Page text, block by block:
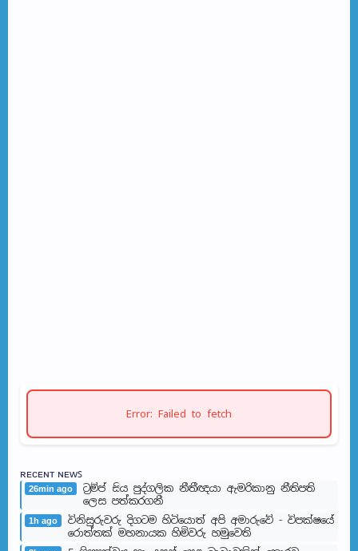
Error: Failed to fetch
ʀᴇᴄᴇɴᴛ ɴᴇᴡꜱ
26min ago
ට්‍රම්ප් සිය පුද්ගලික නීතීඥයා ඇමරිකානු නීතිපති
ලෙස පත්කරගනී
1h ago
විනිසුරුවරු දිගටම හිටියොත් අපි අමාරුවේ - විපක්ෂයේ
රොත්තක් මහනායක හිමිවරු හමුවෙති